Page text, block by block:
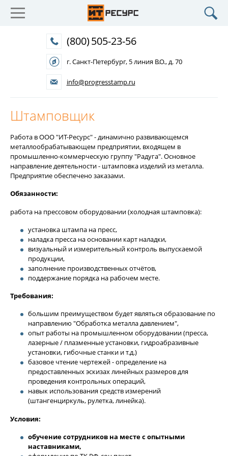
(800)505-23-56
г.Санкт-Петербург, 5 линия В.О., д. 70
info@progresstamp.ru
Штамповщик
Работа в ООО "ИТ-Ресурс" - динамично развивающемся
металлообрабатывающем предприятии, входящем в
промышленно-коммерческую группу "Радуга". Основное
направление деятельности - штамповка изделий из металла.
Предприятие обеспечено заказами.
Обязанности:
работа на прессовом оборудовании (холодная штамповка):
установка штампа на пресс,
наладка пресса на основании карт наладки,
визуальный и измерительный контроль выпускаемой
продукции,
заполнение производственных отчётов,
поддержание порядка на рабочем месте.
Требования:
большим преимуществом будет являться образование по
направлению "Обработка металла давлением",
опыт работы на промышленном оборудовании (пресса,
лазерные / плазменные установки, гидроабразивные
установки, гибочные станки и т.д.)
базовое чтение чертежей - определение на
предоставленных эскизах линейных размеров для
проведения контрольных операций,
навык использования средств измерений
(штангенциркуль, рулетка, линейка).
Условия:
обучение сотрудников на месте с опытными
наставниками,